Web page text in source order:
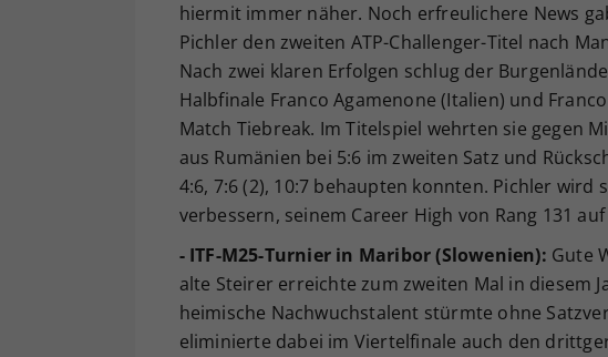
hiermit immer näher. Noch erfreulichere News
Pichler den zweiten ATP-Challenger-Titel nach
Nach zwei klaren Erfolgen schlug der
Halbfinale Franco Agamenone (Italien) und
Match Tiebreak. Im Titelspiel wehrten sie gegen
aus Rumänien bei 5:6 im zweiten Satz und
4:6, 7:6 (2), 10:7 behaupten konnten. Pichler
verbessern, seinem Career High von Rang 131
- ITF-M25-Turnier in Maribor (Slowenien): Gute
alte Steirer erreichte zum zweiten Mal in diesem
heimische Nachwuchstalent stürmte ohne
eliminierte dabei im Viertelfinale auch den